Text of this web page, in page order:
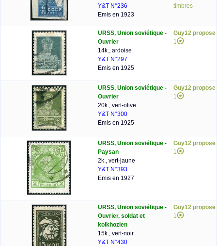
Y&T N°236
Emis en 1923
timbres
URSS, Union soviétique -
Ouvrier
14k., ardoise
Y&T N°297
Emis en 1925
Guy12 propose
1
URSS, Union soviétique -
Ouvrier
20k., vert-olive
Y&T N°300
Emis en 1925
Guy12 propose
1
URSS, Union soviétique -
Paysan
2k., vert-jaune
Y&T N°393
Emis en 1927
Guy12 propose
1
URSS, Union soviétique -
Ouvrier, soldat et
kolkhozien
15k., vert-noir
Y&T N°430
Guy12 propose
1